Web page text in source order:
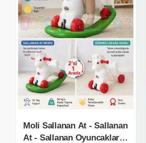
Moli Sallanan At - Sallanan
At - Sallanan Oyuncaklar -